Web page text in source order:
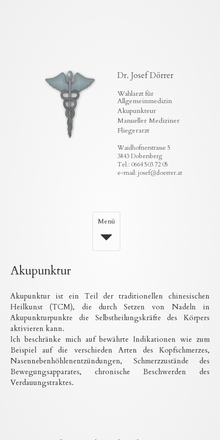
Dr. Josef Dörrer
Wahlarzt für
Allgemeinmedizin
Akupunkteur
Manueller Mediziner
Fliegerarzt
Waidhofnerstrasse 5
3843 Dobersberg
Tel.: 0664 503 72 05
e-mail: josef@doerrer.at
Toggle
Menü
Akupunktur
Akupunktur ist ein Teil der traditionellen chinesischen
Heilkunst (TCM), die durch Setzen von Nadeln in
Akupunkturpunkte die Selbstheilungskräfte des Körpers
aktivieren kann.
Ich beschränke mich auf bewährte Indikationen wie zum
Beispiel auf die verschieden Arten des Kopfschmerzes,
Nasennebenhöhlenentzündungen, Schmerzzustände des
Bewegungsapparates, chronische Beschwerden des
Verdauungstraktes.